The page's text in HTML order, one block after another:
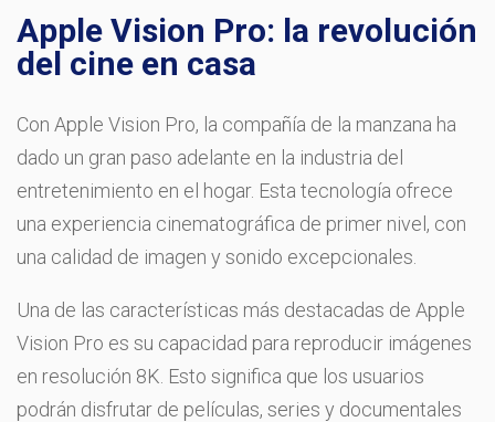
Apple Vision Pro: la revolución
del cine en casa
Con Apple Vision Pro, la compañía de la manzana ha
dado un gran paso adelante en la industria del
entretenimiento en el hogar. Esta tecnología ofrece
una experiencia cinematográfica de primer nivel, con
una calidad de imagen y sonido excepcionales.
Una de las características más destacadas de Apple
Vision Pro es su capacidad para reproducir imágenes
en resolución 8K. Esto significa que los usuarios
podrán disfrutar de películas, series y documentales